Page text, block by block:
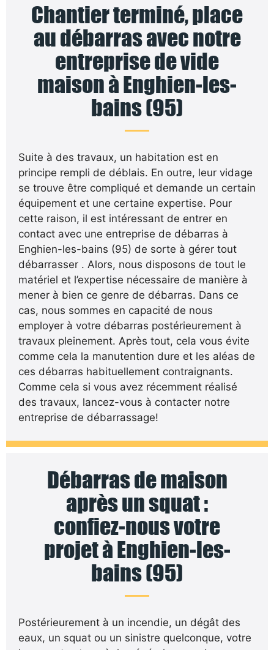
Chantier terminé, place
au débarras avec notre
entreprise de vide
maison à Enghien-les-
bains (95)
Suite à des travaux, un habitation est en
principe rempli de déblais. En outre, leur vidage
se trouve être compliqué et demande un certain
équipement et une certaine expertise. Pour
cette raison, il est intéressant de entrer en
contact avec une entreprise de débarras à
Enghien-les-bains (95) de sorte à gérer tout
débarrasser . Alors, nous disposons de tout le
matériel et l’expertise nécessaire de manière à
mener à bien ce genre de débarras. Dans ce
cas, nous sommes en capacité de nous
employer à votre débarras postérieurement à
travaux pleinement. Après tout, cela vous évite
comme cela la manutention dure et les aléas de
ces débarras habituellement contraignants.
Comme cela si vous avez récemment réalisé
des travaux, lancez-vous à contacter notre
entreprise de débarrassage!
Débarras de maison
après un squat :
confiez-nous votre
projet à Enghien-les-
bains (95)
Postérieurement à un incendie, un dégât des
eaux, un squat ou un sinistre quelconque, votre